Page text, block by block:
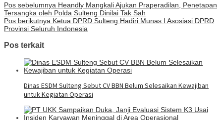
Pos sebelumnya Heandly Mangkali Ajukan Praperadilan, Penetapan
Tersangka oleh Polda Sulteng Dinilai Tak Sah
Pos berikutnya Ketua DPRD Sulteng Hadiri Munas I Asosiasi DPRD
Provinsi Seluruh Indonesia
Pos terkait
Dinas ESDM Sulteng Sebut CV BBN Belum Selesaikan Kewajiban
untuk Kegiatan Operasi